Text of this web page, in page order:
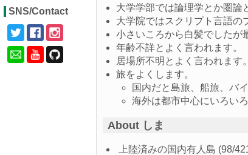
SNS/Contact
大学学部では論理学とか圏論
大学院ではスクリプト言語の
小さいころから白髪でしたが
年齢不詳とよく言われます。
居場所不明とよく言われます。
旅をよくします。
国内だと島旅、船旅、バ
海外は都市中心にいろい
About しま
上陸済みの国内有人島 (98/